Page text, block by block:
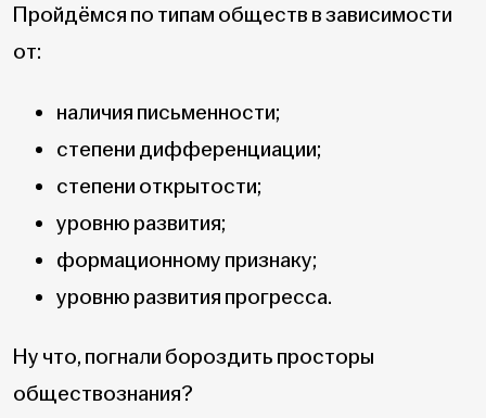
Пройдёмся по типам обществ в зависимости
от:
наличия письменности;
степени дифференциации;
степени открытости;
уровню развития;
формационному признаку;
уровню развития прогресса.
Ну что, погнали бороздить просторы
обществознания?